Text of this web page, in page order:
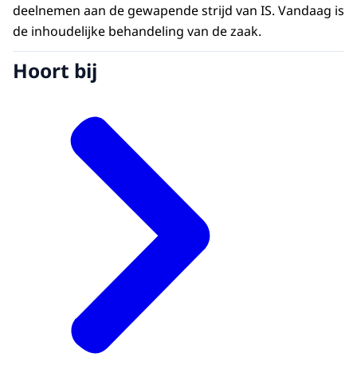
deelnemen aan de gewapende strijd van IS. Vandaag is
de inhoudelijke behandeling van de zaak.
Hoort bij